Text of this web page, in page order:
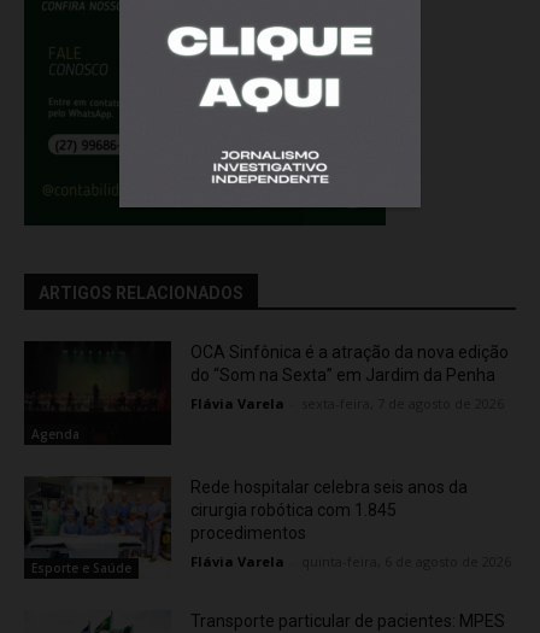
ARTIGOS RELACIONADOS
Agenda
OCA Sinfônica é a atração da nova edição
do “Som na Sexta” em Jardim da Penha
Flávia Varela
Esporte e Saúde
Rede hospitalar celebra seis anos da
cirurgia robótica com 1.845
procedimentos
Flávia Varela
Transporte particular de pacientes: MPES